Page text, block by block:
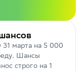
марта на 5 000
Шансы
строго на 1